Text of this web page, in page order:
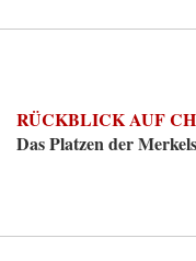
RÜCKBLICK AUF
Das Platzen der